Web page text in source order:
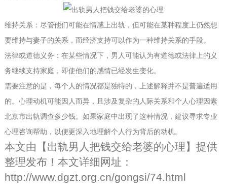
维持关系：尽管他们可能在情感上出轨，但可能在某种程度上仍然想
要维持与妻子的关系，而经济支持可以作为一种维持关系的手段。
法律或道德义务：在某些情况下，男人可能认为有道德或法律上的义
务继续支持家庭，即使他们的感情已经发生变化。
需要注意的是，每个人的情况都是独特的，上述解释并不是普遍适用
的。心理动机可能因人而异，且涉及复杂的人际关系和个人心理因素
北京市出轨调查多少钱。如果家庭中出现了这种情况，建议寻求专业
心理咨询帮助，以便更深入地理解个人行为背后的动机。
本文由【出轨男人把钱交给老婆的心理 】提供
整理发布！本文详细网址：
http://www.dgzt.org.cn/gongsi/74.html